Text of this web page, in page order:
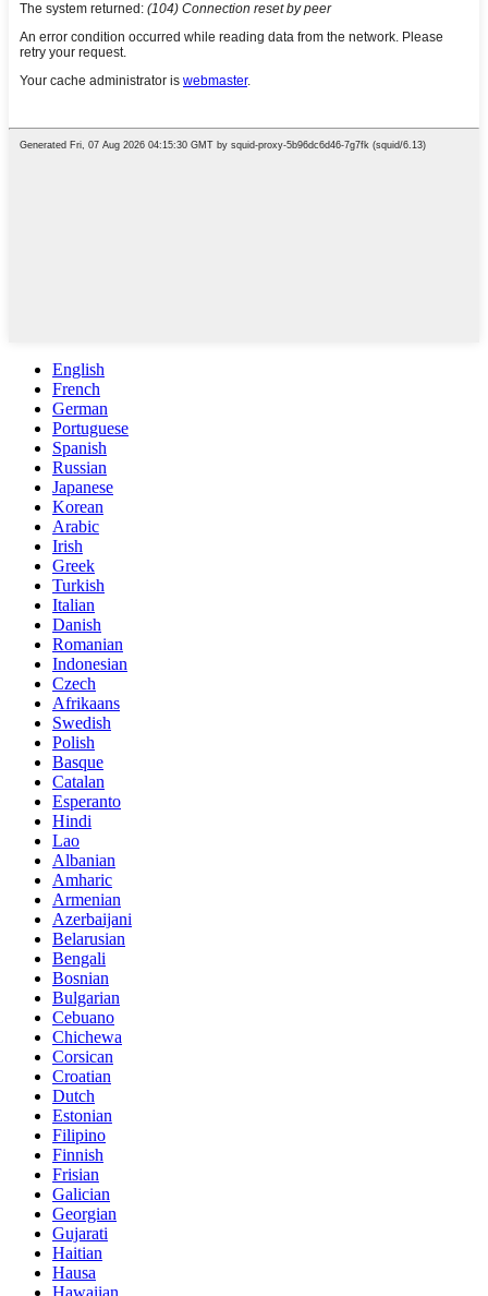
English
French
German
Portuguese
Spanish
Russian
Japanese
Korean
Arabic
Irish
Greek
Turkish
Italian
Danish
Romanian
Indonesian
Czech
Afrikaans
Swedish
Polish
Basque
Catalan
Esperanto
Hindi
Lao
Albanian
Amharic
Armenian
Azerbaijani
Belarusian
Bengali
Bosnian
Bulgarian
Cebuano
Chichewa
Corsican
Croatian
Dutch
Estonian
Filipino
Finnish
Frisian
Galician
Georgian
Gujarati
Haitian
Hausa
Hawaiian